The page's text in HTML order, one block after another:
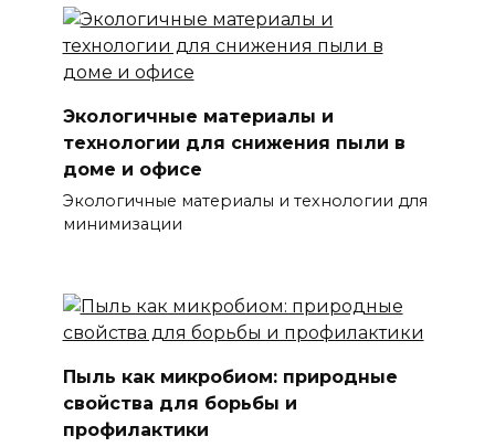
Экологичные материалы и
технологии для снижения пыли в
доме и офисе
Экологичные материалы и технологии для
минимизации
Пыль как микробиом: природные
свойства для борьбы и
профилактики